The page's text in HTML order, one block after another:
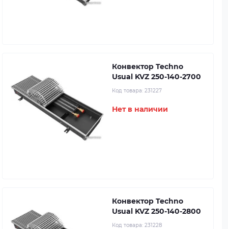
Конвектор Techno
Usual KVZ 250-140-2700
Код товара: 231227
Нет в наличии
Конвектор Techno
Usual KVZ 250-140-2800
Код товара: 231228